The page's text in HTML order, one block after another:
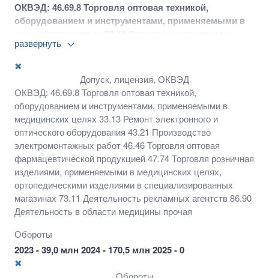
ОКВЭД: 46.69.8 Торговля оптовая техникой,
оборудованием и инструментами, применяемыми в
оптического оборудования 43.21 Производство
электромонтажных работ 46.46 Торговля оптовая
фармацевтической продукцией 47.74 Торговля
розничная изделиями, применяемыми в
медицинских целях, ортопедическими изделиями в
специализированных магазинах 73.11 Деятельность
рекламных агентств 86.90 Деятельность в области
медицины прочая
развернуть
✖
Допуск, лицензия, ОКВЭД
ОКВЭД: 46.69.8 Торговля оптовая техникой,
оборудованием и инструментами, применяемыми в
медицинских целях 33.13 Ремонт электронного и
оптического оборудования 43.21 Производство
электромонтажных работ 46.46 Торговля оптовая
фармацевтической продукцией 47.74 Торговля розничная
изделиями, применяемыми в медицинских целях,
ортопедическими изделиями в специализированных
магазинах 73.11 Деятельность рекламных агентств 86.90
Деятельность в области медицины прочая
Обороты
2023 - 39,0 млн 2024 - 170,5 млн 2025 - 0
✖